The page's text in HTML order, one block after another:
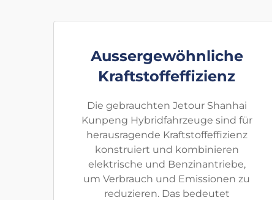
Aussergewöhnliche
Kraftstoffeffizienz
Die gebrauchten Jetour Shanhai
Kunpeng Hybridfahrzeuge sind für
herausragende Kraftstoffeffizienz
konstruiert und kombinieren
elektrische und Benzinantriebe,
um Verbrauch und Emissionen zu
reduzieren. Das bedeutet